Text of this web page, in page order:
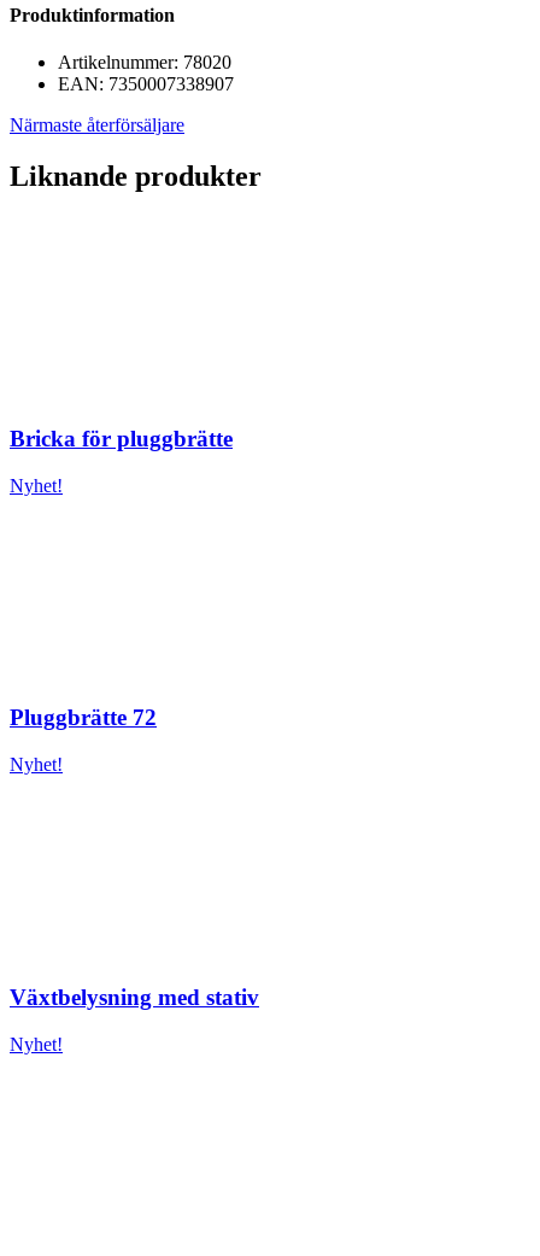
Produktinformation
Artikelnummer: 78020
EAN: 7350007338907
Närmaste återförsäljare
Liknande produkter
Bricka för pluggbrätte
Nyhet!
Pluggbrätte 72
Nyhet!
Växtbelysning med stativ
Nyhet!